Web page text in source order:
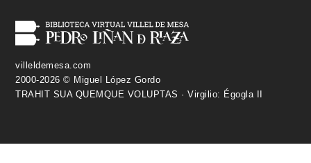
villeldemesa.com
2000-2026 © Miguel López Gordo
TRAHIT SUA QUEMQUE VOLUPTAS · Virgilio: Égogla II